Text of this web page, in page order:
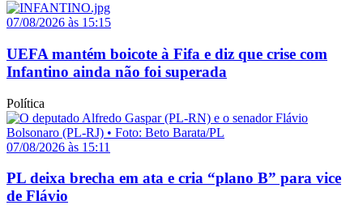
07/08/2026 às 15:15
UEFA mantém boicote à Fifa e diz que crise com
Infantino ainda não foi superada
Política
07/08/2026 às 15:11
PL deixa brecha em ata e cria “plano B” para vice
de Flávio